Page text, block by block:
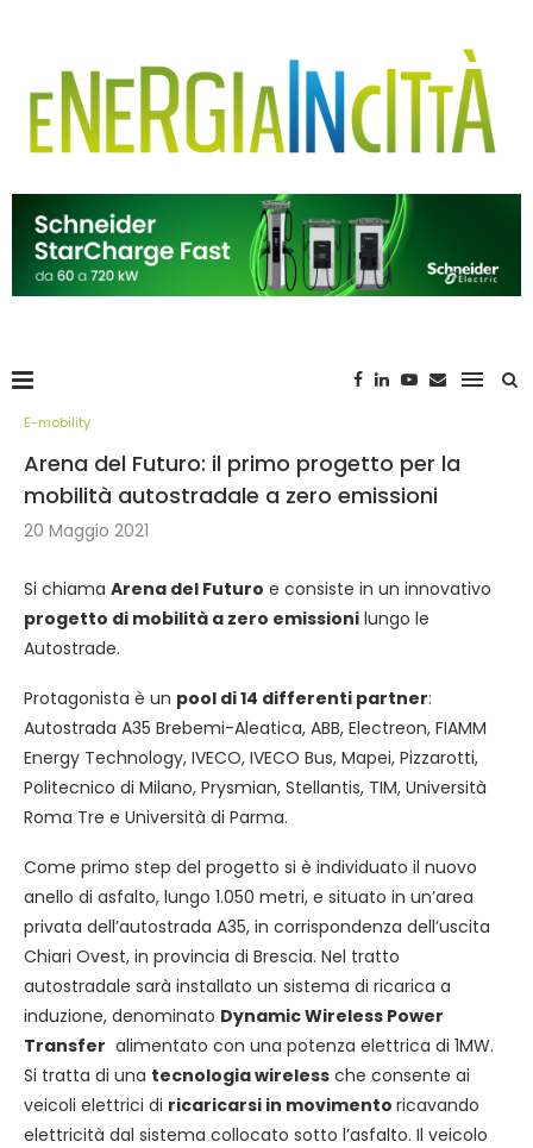
E-mobility
Arena del Futuro: il primo progetto per la
mobilità autostradale a zero emissioni
20 Maggio 2021
Si chiama Arena del Futuro e consiste in un innovativo
progetto di mobilità a zero emissioni lungo le
Autostrade.
Protagonista è un pool di 14 differenti partner:
Autostrada A35 Brebemi-Aleatica, ABB, Electreon, FIAMM
Energy Technology, IVECO, IVECO Bus, Mapei, Pizzarotti,
Politecnico di Milano, Prysmian, Stellantis, TIM, Università
Roma Tre e Università di Parma.
Come primo step del progetto si è individuato il nuovo
anello di asfalto, lungo 1.050 metri, e situato in un’area
privata dell’autostrada A35, in corrispondenza dell’uscita
Chiari Ovest, in provincia di Brescia. Nel tratto
autostradale sarà installato un sistema di ricarica a
induzione, denominato Dynamic Wireless Power
Transfer alimentato con una potenza elettrica di 1MW.
Si tratta di una tecnologia wireless che consente ai
veicoli elettrici di ricaricarsi in movimento ricavando
elettricità dal sistema collocato sotto l’asfalto. Il veicolo